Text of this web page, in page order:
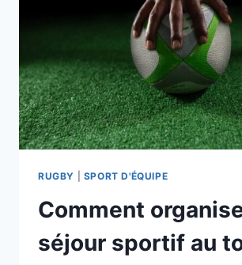
RUGBY SPORT D'ÉQUIPE
Comment
séjour sportif au